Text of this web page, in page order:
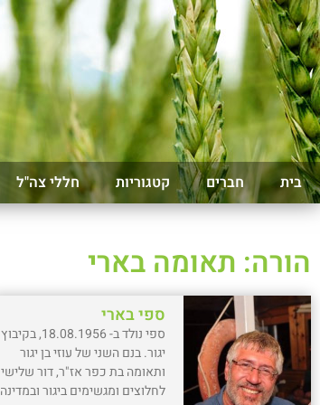
בית חברים קטגוריות חללי צה"ל
הורה: תאומה בארי
ספי בארי
ספי נולד ב- 18.08.1956, בקיבוץ
יגור. בנם השני של עוזי בן יגור
ותאומה בת כפר אז"ר, דור שלישי
לחלוצים ומגשימים ביגור ובמדינה